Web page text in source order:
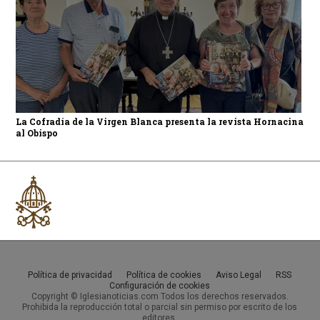
La Cofradía de la Virgen Blanca presenta la revista Hornacina
al Obispo
Política de privacidad Política de cookies Aviso Legal
RSS
Configuración de cookies
Copyright © Iglesianoticias.com Todos los derechos reservados.
Prohibida la reproducción total o parcial sin permiso por escrito de los
editores.